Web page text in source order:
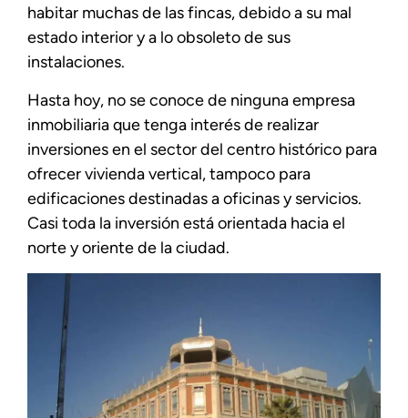
habitar muchas de las fincas, debido a su mal
estado interior y a lo obsoleto de sus
instalaciones.
Hasta hoy, no se conoce de ninguna empresa
inmobiliaria que tenga interés de realizar
inversiones en el sector del centro histórico para
ofrecer vivienda vertical, tampoco para
edificaciones destinadas a oficinas y servicios.
Casi toda la inversión está orientada hacia el
norte y oriente de la ciudad.